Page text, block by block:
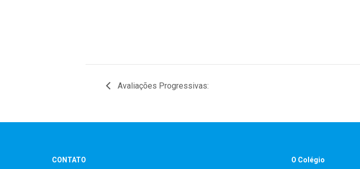
Avaliações Progressivas:
CONTATO
O Colégio